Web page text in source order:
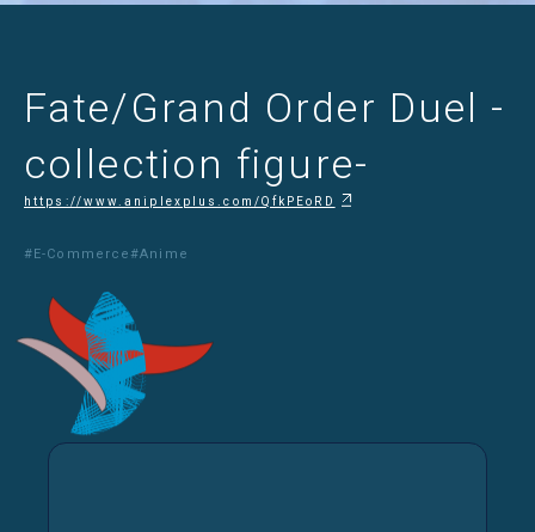
Fate/Grand Order Duel -
collection figure-
https://www.aniplexplus.com/QfkPEoRD
#E-Commerce #Anime